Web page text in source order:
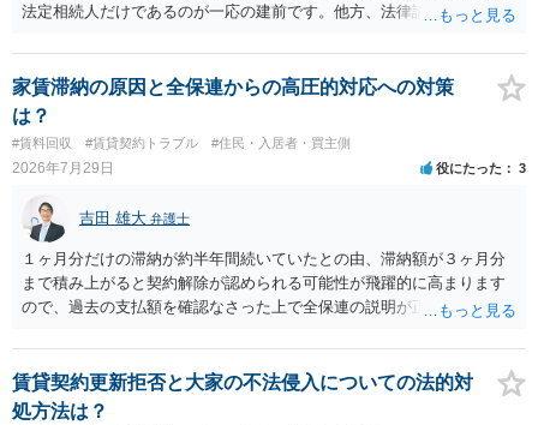
法定相続人だけであるのが一応の建前です。他方、法律論はさてお
する動機づけがなくなります。 今回進められつつある手続はあくまで
も、建物を賃貸人に一日も早く明け渡すための便宜的方法として理解
するのが良いと思います。またその方法で進めた方が、連帯保証人で
あるお知り合いさんにとっても、自身の経済的負担を最小限に食い止
められるため望ましいやり方だといえます。
家賃滞納の原因と全保連からの高圧的対応への対策
は？
#賃料回収 #賃貸契約トラブル #住民・入居者・買主側
2026年7月29日 役にたった 3
吉田 雄大 弁護士
１ヶ月分だけの滞納が約半年間続いていたとの由、滞納額が３ヶ月分
まで積み上がると契約解除が認められる可能性が飛躍的に高まります
ので、過去の支払額を確認なさった上で全保連の説明が正しければ、
た理由は気になるところですが、中身のある返答は期待できないと思
います。
賃貸契約更新拒否と大家の不法侵入についての法的対
処方法は？